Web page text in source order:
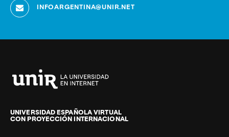
INFOARGENTINA@UNIR.NET
de
La
UNIVERSIDAD ESPAÑOLA VIRTUAL
CON PROYECCIÓN INTERNACIONAL